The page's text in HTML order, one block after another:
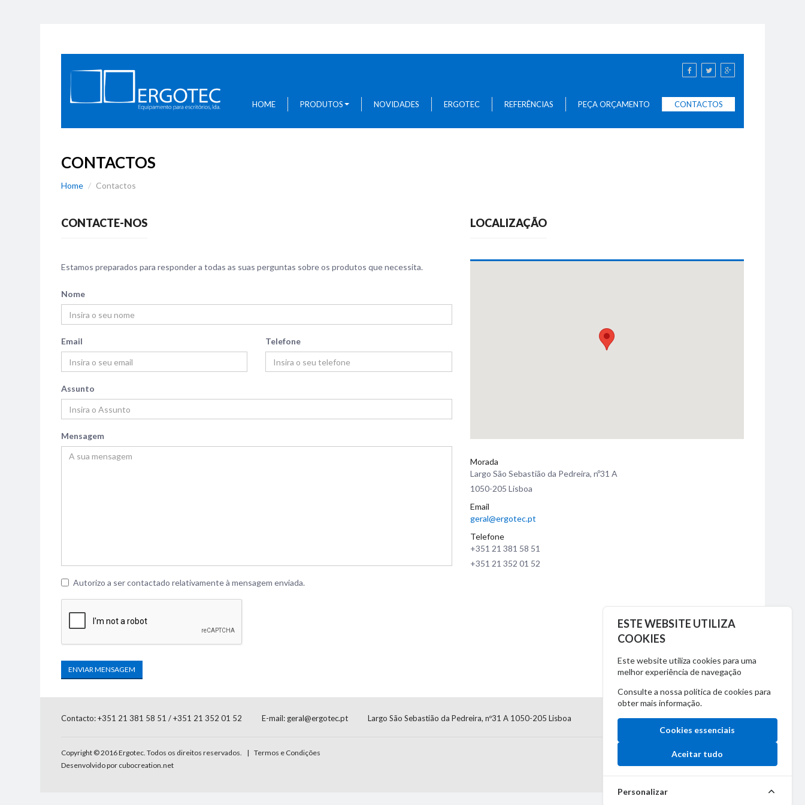
ESTE WEBSITE UTILIZA
COOKIES
Este website utiliza cookies para uma
melhor experiência de navegação
Consulte a nossapolítica de cookies para
obter mais informação.
Cookies essenciais
Aceitar tudo
Personalizar
HOME PRODUTOS
Organização
Cabines Acústicas Recepções
NOVIDADES ERGOTEC REFERÊNCIAS PEÇA ORÇAMENTO CONTACTOS
CONTACTOS
Home Contactos
CONTACTE-NOS
Estamos preparados para responder a todas as suas perguntas sobre os produtos que necessita.
Nome
Email Telefone
Assunto
Mensagem
Autorizo a ser contactado relativamente à mensagem enviada.
ENVIAR MENSAGEM
LOCALIZAÇÃO
Morada
Largo São Sebastião da Pedreira, nº31 A
1050-205 Lisboa
Email
geral@ergotec.pt
Telefone
+351 21 381 58 51
+351 21 352 01 52
Contacto: +351 21 381 58 51 / +351 21 352 01 52 E-mail: geral@ergotec.pt Largo São Sebastião da Pedreira, nº31 A 1050-205 Lisboa
Copyright © 2016 Ergotec. Todos os direitos reservados. | Termos e Condições
Desenvolvido por cubocreation.net